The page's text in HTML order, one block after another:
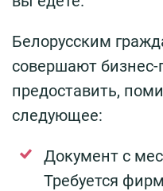
Белорусским
совершают бизнес-
предоставить,
следующее:
Документ с
Требуется